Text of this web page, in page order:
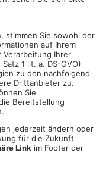
ist am späten
gegen eine
anschließend
Zeuge
beobachtet und
entstand, dürfte
2.500 Euro belaufen.
Angaben des
gehandelt